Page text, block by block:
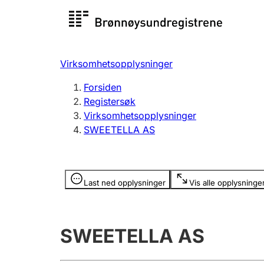
Registersøk
Registrere, endre, slette
Virksomhetsopplysninger
Forsiden
Registersøk
Virksomhetsopplysninger
SWEETELLA AS
Last ned opplysninger Vis alle
Opplysninger er skjult
SWEETELLA AS